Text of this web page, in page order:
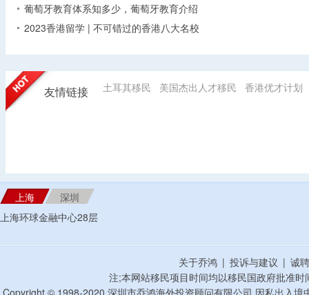
葡萄牙教育体系知多少，葡萄牙教育介绍
2023香港留学 | 不可错过的香港八大名校
友情链接 土耳其移民 美国杰出人才移民 香港优才计划
上海
深圳
上海环球金融中心28层
关于乔鸿 | 投诉与建议 | 诚
注;本网站移民项目时间均以移民国政府批准
Copyright © 1998-2020 深圳市乔鸿海外投资顾问有限公司 因私出入